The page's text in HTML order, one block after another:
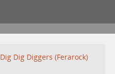
Dig Dig Diggers (Ferarock)